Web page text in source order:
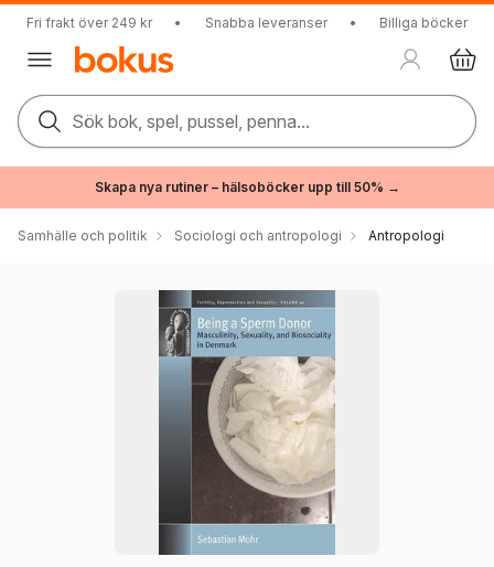
Fri frakt över 249 kr • Snabba leveranser • Billiga böcker
Sök bok, spel, pussel, penna...
Skapa nya rutiner – hälsoböcker upp till 50% →
Samhälle och politik Sociologi och antropologi Antropologi